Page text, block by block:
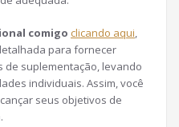
comigo clicando aqui,
para fornecer
suplementação, levando
individuais. Assim, você
seus objetivos de